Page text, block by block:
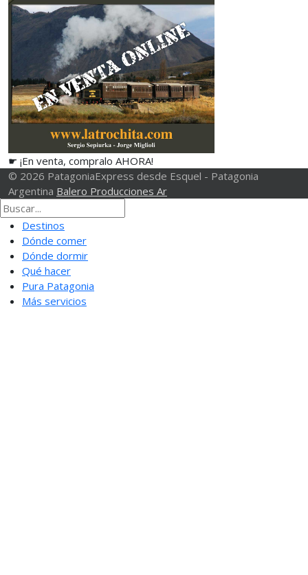
☛ ¡En venta, compralo AHORA!
© 2026 PatagoniaExpress desde Esquel - Patagonia
Argentina Balero Producciones Ar
Destinos
Dónde comer
Dónde dormir
Qué hacer
Pura Patagonia
Más servicios